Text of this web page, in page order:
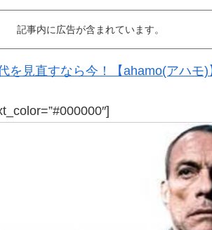
記事内に広告が含まれています。
を見直すなら今！【ahamo(アハモ)